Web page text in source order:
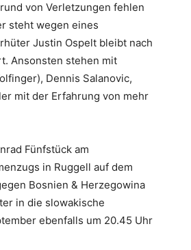
von Verletzungen fehlen
steht wegen eines
Justin Ospelt bleibt nach
Ansonsten stehen mit
Dennis Salanovic,
mit der Erfahrung von mehr
Fünfstück am
in Ruggell auf dem
Bosnien & Herzegowina
in die slowakische
ebenfalls um 20.45 Uhr